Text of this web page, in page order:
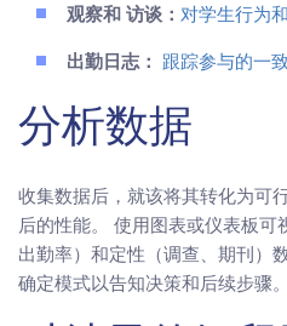
观察和 访谈： 对学生行为
出勤日志： 跟踪参与的一
分析数据
收集数据后，就该将其转化为可
后的性能。 使用图表或仪表板可
出勤率）和定性（调查、期刊）
确定模式以告知决策和后续步骤。